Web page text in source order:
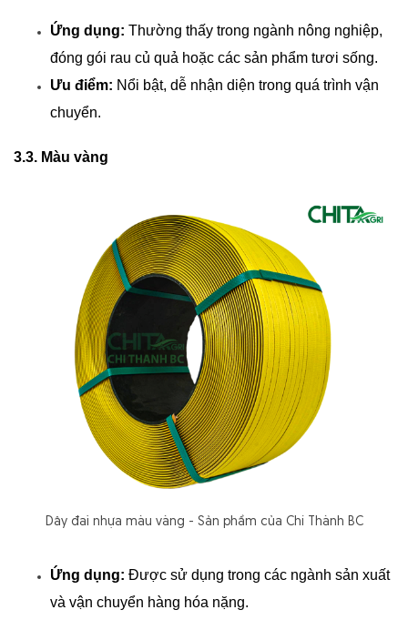
Ứng dụng: Thường thấy trong ngành nông nghiệp,
đóng gói rau củ quả hoặc các sản phẩm tươi sống.
Ưu điểm: Nổi bật, dễ nhận diện trong quá trình vận
chuyển.
3.3. Màu vàng
Dây đai nhựa màu vàng - Sản phẩm của Chí Thành BC
Ứng dụng: Được sử dụng trong các ngành sản xuất
và vận chuyển hàng hóa nặng.